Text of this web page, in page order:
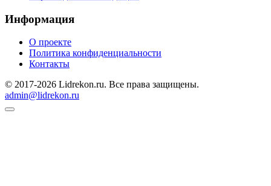
Информация
О проекте
Политика конфиденциальности
Контакты
© 2017-2026 Lidrekon.ru. Все права защищены.
admin@lidrekon.ru